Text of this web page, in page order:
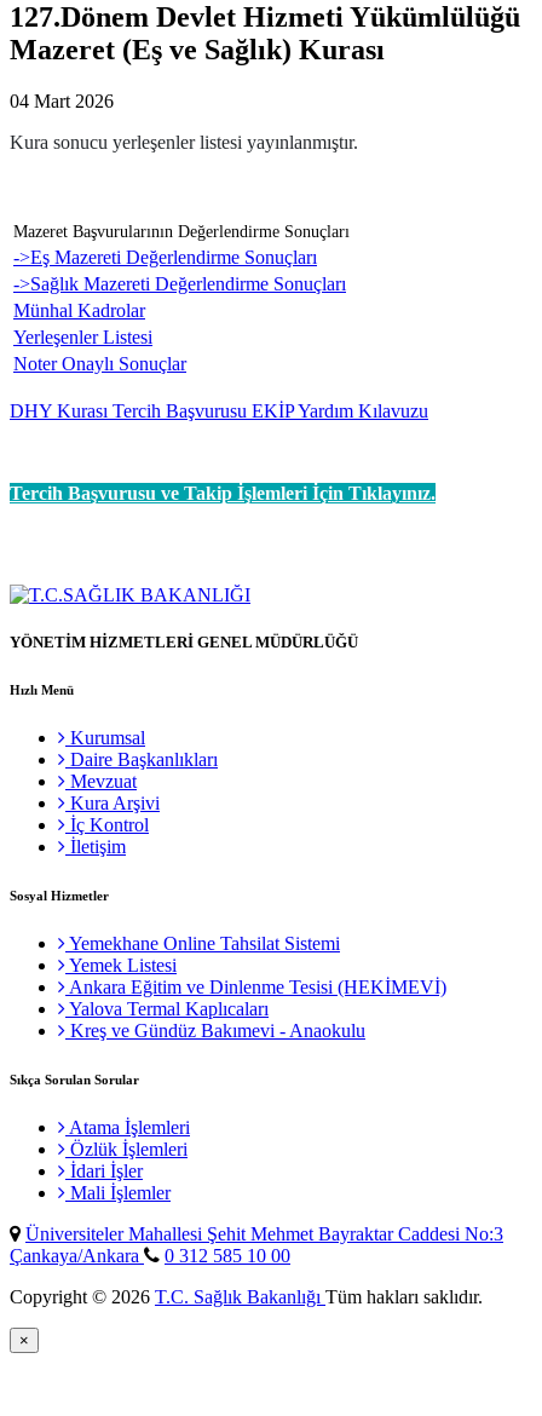
127.Dönem Devlet Hizmeti Yükümlülüğü
Mazeret (Eş ve Sağlık) Kurası
04 Mart 2026
Kura sonucu yerleşenler listesi yayınlanmıştır.
Mazeret Başvurularının Değerlendirme Sonuçları
->Eş Mazereti Değerlendirme Sonuçları
->Sağlık Mazereti Değerlendirme Sonuçları
Münhal Kadrolar
Yerleşenler Listesi
Noter Onaylı Sonuçlar
DHY Kurası Tercih Başvurusu EKİP Yardım Kılavuzu
Tercih Başvurusu ve Takip İşlemleri İçin Tıklayınız.
YÖNETİM HİZMETLERİ GENEL MÜDÜRLÜĞÜ
Hızlı Menü
Kurumsal
Daire Başkanlıkları
Mevzuat
Kura Arşivi
İç Kontrol
İletişim
Sosyal Hizmetler
Yemekhane Online Tahsilat Sistemi
Yemek Listesi
Ankara Eğitim ve Dinlenme Tesisi (HEKİMEVİ)
Yalova Termal Kaplıcaları
Kreş ve Gündüz Bakımevi - Anaokulu
Sıkça Sorulan Sorular
Atama İşlemleri
Özlük İşlemleri
İdari İşler
Mali İşlemler
Üniversiteler Mahallesi Şehit Mehmet Bayraktar Caddesi No:3
Çankaya/Ankara
0 312 585 10 00
Copyright © 2026 T.C. Sağlık Bakanlığı Tüm hakları saklıdır.
×